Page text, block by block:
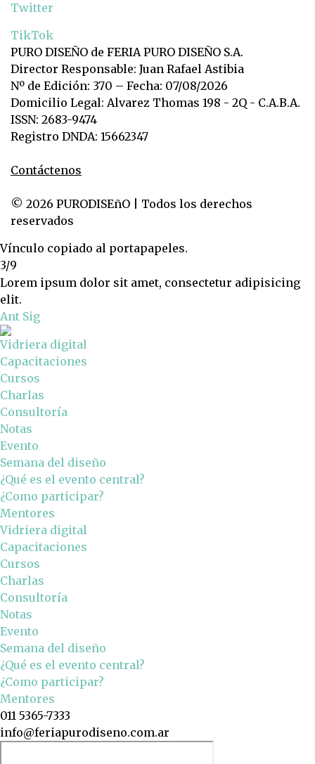
Twitter
TikTok
PURO DISEÑO de FERIA PURO DISEÑO S.A.
Director Responsable: Juan Rafael Astibia
Nº de Edición: 370 – Fecha: 07/08/2026
Domicilio Legal: Alvarez Thomas 198 - 2Q - C.A.B.A.
ISSN: 2683-9474
Registro DNDA: 15662347
Contáctenos
© 2026 PURODISEñO | Todos los derechos
reservados
Vínculo copiado al portapapeles.
3/9
Lorem ipsum dolor sit amet, consectetur adipisicing
elit.
Ant Sig
Vidriera digital
Capacitaciones
Cursos
Charlas
Consultoría
Notas
Evento
Semana del diseño
¿Qué es el evento central?
¿Como participar?
Mentores
Vidriera digital
Capacitaciones
Cursos
Charlas
Consultoría
Notas
Evento
Semana del diseño
¿Qué es el evento central?
¿Como participar?
Mentores
011 5365-7333
info@feriapurodiseno.com.ar